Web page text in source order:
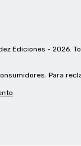
Ediciones - 2026.
Para